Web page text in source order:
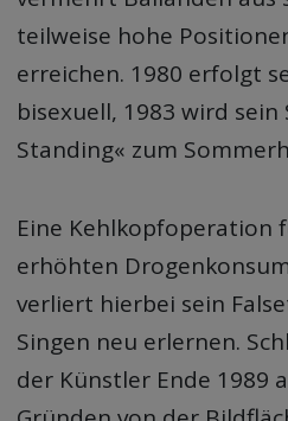
teilweise hohe
erreichen. 1980 erfolgt
bisexuell, 1983 wird sein
Standing« zum
Eine Kehlkopfoperation
erhöhten
verliert hierbei sein
Singen neu erlernen.
der Künstler Ende 1989